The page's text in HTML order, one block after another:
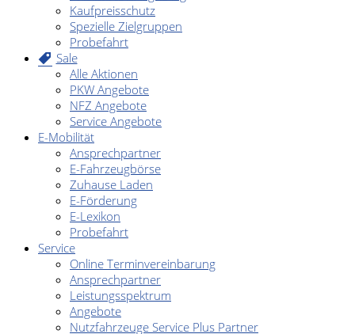
Kaufpreisschutz
Spezielle Zielgruppen
Probefahrt
Sale
Alle Aktionen
PKW Angebote
NFZ Angebote
Service Angebote
E-Mobilität
Ansprechpartner
E-Fahrzeugbörse
Zuhause Laden
E-Förderung
E-Lexikon
Probefahrt
Service
Online Terminvereinbarung
Ansprechpartner
Leistungsspektrum
Angebote
Nutzfahrzeuge Service Plus Partner